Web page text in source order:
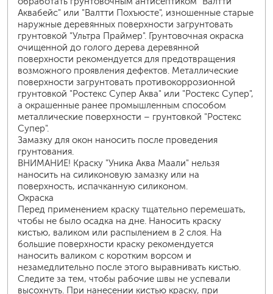
Аквабейс" или "Валтти Похъюсте", изношенные старые
наружные деревянных поверхности загрунтовать
грунтовкой "Ультра Праймер". Грунтовочная окраска
очищенной до голого дерева деревянной
поверхности рекомендуется для предотвращения
возможного проявления дефектов. Металлические
поверхности загрунтовать противокоррозионной
грунтовкой "Ростекс Супер Аква" или "Ростекс Супер",
а окрашенные ранее промышленным способом
металлические поверхности – грунтовкой "Ростекс
Супер".
Замазку для окон наносить после проведения
грунтования.
ВНИМАНИЕ! Краску "Уника Аква Маали" нельзя
наносить на силиконовую замазку или на
поверхность, испачканную силиконом.
Окраска
Перед применением краску тщательно перемешать,
чтобы не было осадка на дне. Наносить краску
кистью, валиком или распылением в 2 слоя. На
большие поверхности краску рекомендуется
наносить валиком с коротким ворсом и
незамедлительно после этого выравнивать кистью.
Следите за тем, чтобы рабочие швы не успевали
высохнуть. При нанесении кистью краску, при